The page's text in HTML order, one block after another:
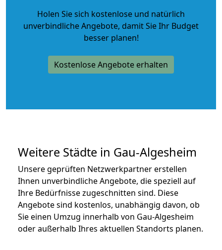
Holen Sie sich kostenlose und natürlich
unverbindliche Angebote, damit Sie Ihr Budget
besser planen!
Kostenlose Angebote erhalten
Weitere Städte in Gau-Algesheim
Unsere geprüften Netzwerkpartner erstellen
Ihnen unverbindliche Angebote, die speziell auf
Ihre Bedürfnisse zugeschnitten sind. Diese
Angebote sind kostenlos, unabhängig davon, ob
Sie einen Umzug innerhalb von Gau-Algesheim
oder außerhalb Ihres aktuellen Standorts planen.